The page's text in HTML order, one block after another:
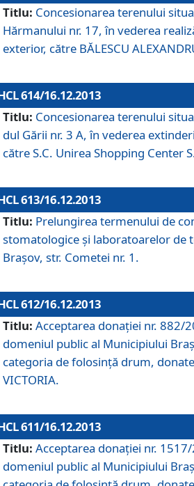
Titlu: Concesionarea terenului
Hărmanului nr. 17, în vederea
exterior, către BĂLESCU
614/16.12.2013
Titlu: Concesionarea terenului
dul Gării nr. 3 A, în vederea
către S.C. Unirea Shopping Center
613/16.12.2013
Titlu: Prelungirea termenului de
stomatologice şi laboratoarelor de
Braşov, str. Cometei nr. 1.
612/16.12.2013
Titlu: Acceptarea donaţiei nr. 882/
domeniul public al Municipiului
categoria de folosinţă drum, donate
VICTORIA.
611/16.12.2013
Titlu: Acceptarea donaţiei nr.
domeniul public al Municipiului